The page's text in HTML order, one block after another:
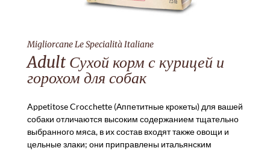
Migliorcane Le Specialità Italiane
Adult Сухой корм с курицей и
горохом для собак
Appetitose Crocchette (Аппетитные крокеты) для вашей
собаки отличаются высоким содержанием тщательно
выбранного мяса, в их состав входят также овощи и
цельные злаки; они приправлены итальянским